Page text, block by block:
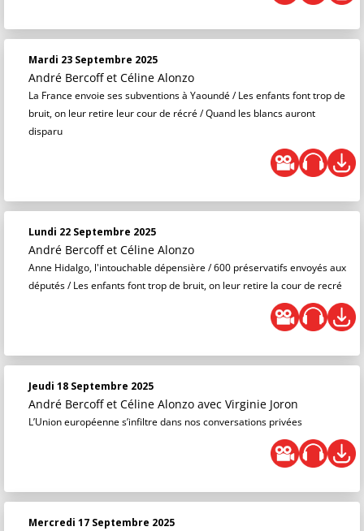
Mardi 23 Septembre 2025
André Bercoff et Céline Alonzo
La France envoie ses subventions à Yaoundé / Les enfants font trop de
bruit, on leur retire leur cour de récré / Quand les blancs auront
disparu
Lundi 22 Septembre 2025
André Bercoff et Céline Alonzo
Anne Hidalgo, l'intouchable dépensière / 600 préservatifs envoyés aux
députés / Les enfants font trop de bruit, on leur retire la cour de recré
Jeudi 18 Septembre 2025
André Bercoff et Céline Alonzo avec Virginie Joron
L’Union européenne s’infiltre dans nos conversations privées
Mercredi 17 Septembre 2025